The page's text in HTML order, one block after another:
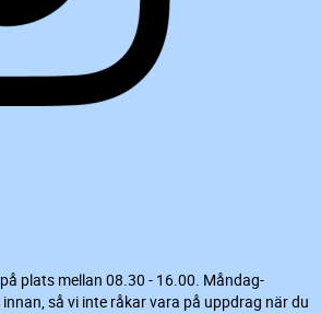
plats mellan 08.30 - 16.00. Måndag-
så vi inte råkar vara på uppdrag när du